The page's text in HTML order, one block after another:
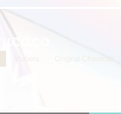
rucaco
Vtubers Original Character